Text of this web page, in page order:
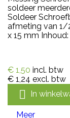
soldeer
Soldeer
afmeting van 1/
x 15 mm
€ 1,50 incl. btw
€ 1,24 excl. btw
 In
Meer